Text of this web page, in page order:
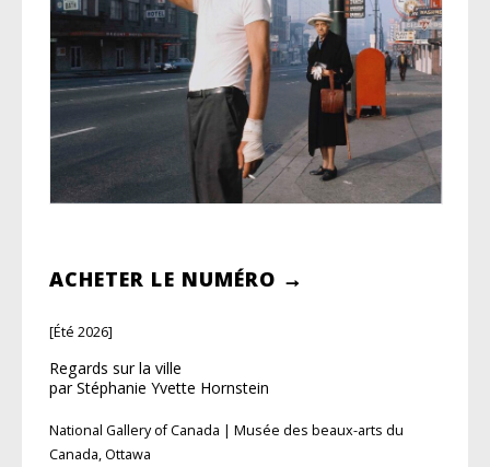
ACHETER LE NUMÉRO →
[Été 2026]
Regards sur la ville
par Stéphanie Yvette Hornstein
National Gallery of Canada | Musée des beaux-arts du
Canada, Ottawa